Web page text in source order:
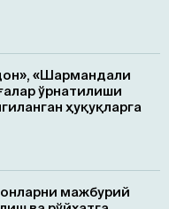
«Шармандали
ўрнатилиши
ҳуқуқларга
мажбурий